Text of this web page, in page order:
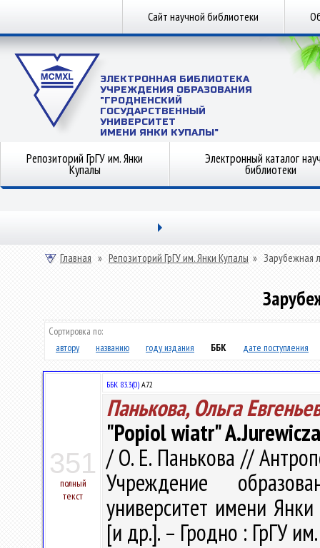
Сайт научной библиотеки
ЭЛЕКТРОННАЯ БИБЛИОТЕКА
УЧРЕЖДЕНИЯ ОБРАЗОВАНИЯ
"ГРОДНЕНСКИЙ
ГОСУДАРСТВЕННЫЙ
УНИВЕРСИТЕТ
ИМЕНИ ЯНКИ КУПАЛЫ"
Репозиторий ГрГУ им. Янки
Купалы
Электронный каталог
библиотеки
Главная » Репозиторий ГрГУ им. Янки Купалы » Зарубежная
Сортировка по:
автору
названию году издания ББК дате поступления
351
полный
текст
ББК 83.3(0) А72
Панькова, Ольга
"Popiol wiatr"
/ О. Е. Панькова //
Учреждение
университет имени
[и др.]. – Гродно : ГрГУ